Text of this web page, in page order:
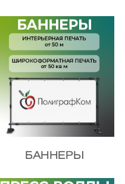
БАННЕРЫ